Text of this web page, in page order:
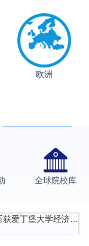
欧洲
全球院校库
例
硕士录取案例
爱丁堡大学经济学